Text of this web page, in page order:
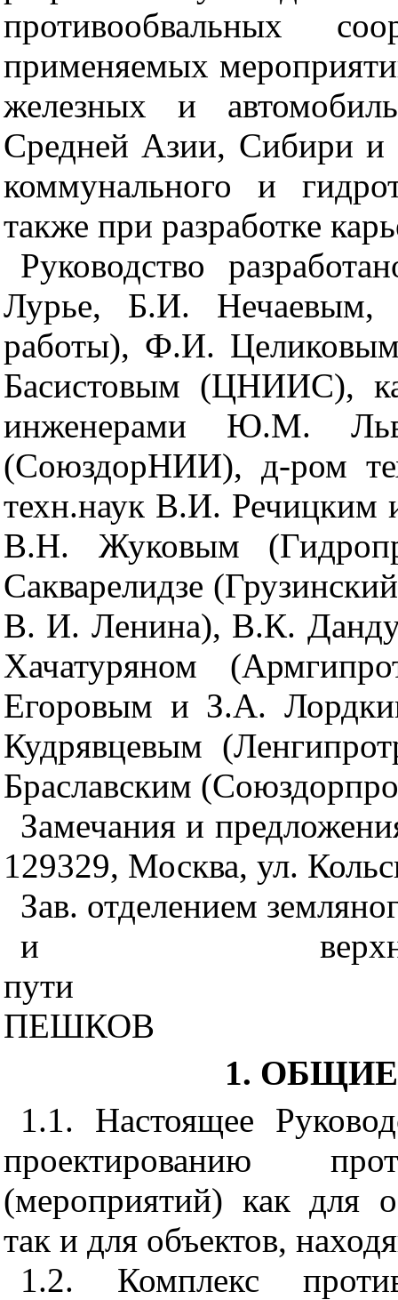
противообвальных
применяемых
железных и
Средней Азии, Сибири и
коммунального и
также при разработке
Руководство
Лурье, Б.И. Нечаевым,
работы), Ф.И.
Басистовым (ЦНИИС),
инженерами Ю.М.
(СоюздорНИИ), д-ром
техн.наук В.И.
В.Н. Жуковым
Сакварелидзе
В. И. Ленина), В.К.
Хачатуряном
Егоровым и З.А.
Кудрявцевым
Браславским
Замечания и
129329, Москва, ул.
Зав. отделением
и
пути
ПЕШКОВ
1.
1.1. Настоящее
проектированию
(мероприятий) как для
так и для объектов,
1.2. Комплекс